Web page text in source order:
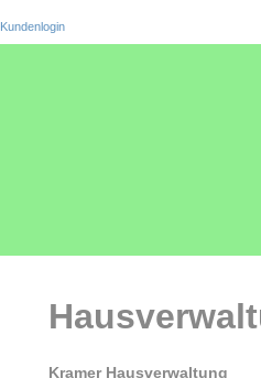
Kundenlogin
Kramer Hausverwaltung